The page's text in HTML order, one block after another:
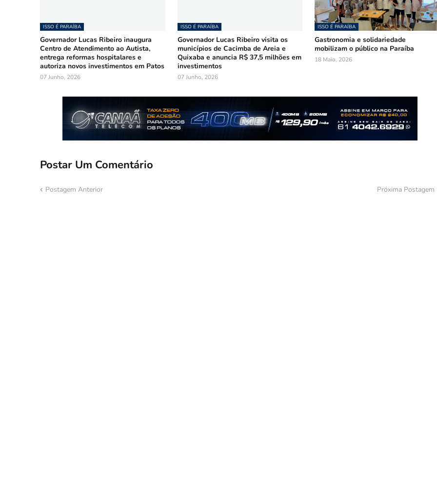
ISSO É PARAÍBA
Governador Lucas Ribeiro inaugura
Centro de Atendimento ao Autista,
entrega reformas hospitalares e
autoriza novos investimentos em Patos
07 Junho, 2026
ISSO É PARAÍBA
Governador Lucas Ribeiro visita os
municípios de Cacimba de Areia e
Quixaba e anuncia R$ 37,5 milhões em
investimentos
07 Junho, 2026
ISSO É PARAÍBA
Gastronomia e solidariedade
mobilizam o público na Paraíba
18 Maio, 2026
Postar Um Comentário
Postagem Anterior Próxima Postagem